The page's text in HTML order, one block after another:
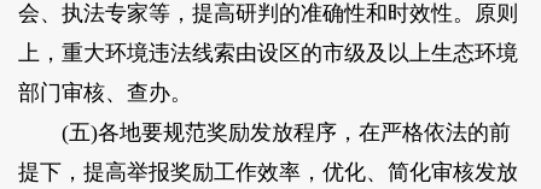
会、执法专家等，提高研判的准确性和时效性。原则
上，重大环境违法线索由设区的市级及以上生态环境
部门审核、查办。
(五)各地要规范奖励发放程序，在严格依法的前
提下，提高举报奖励工作效率，优化、简化审核发放